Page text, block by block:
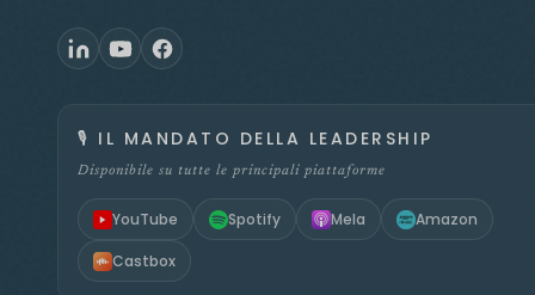
🎙️ IL MANDATO DELLA LEADERSHIP
Disponibile su tutte le principali piattaforme
YouTube Spotify Mela Amazon
Castbox